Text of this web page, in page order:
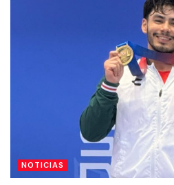
NOTICIAS